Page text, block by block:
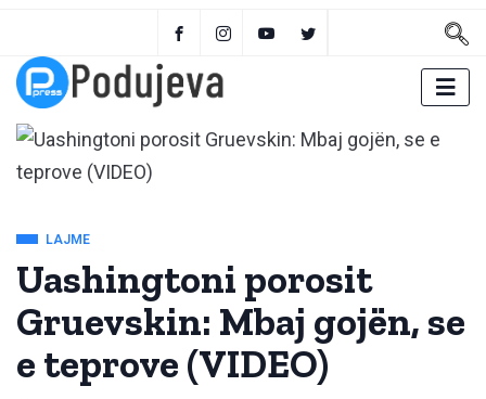
LAJME
Uashingtoni porosit
Gruevskin: Mbaj gojën, se
e teprove (VIDEO)